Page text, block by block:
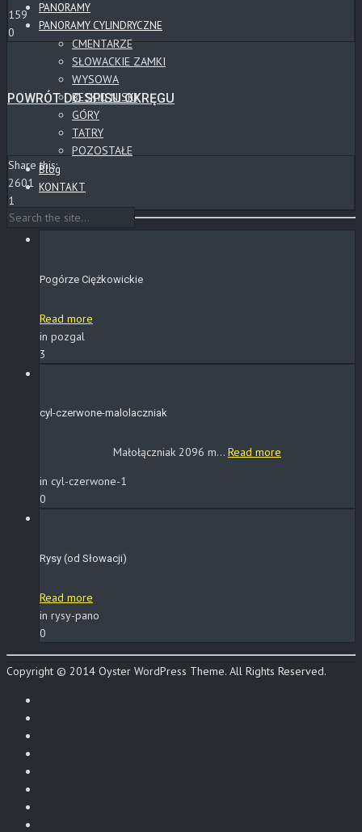
PANORAMY
PANORAMY CYLINDRYCZNE
CMENTARZE
SŁOWACKIE ZAMKI
WYSOWA
BESKID NISKI
GÓRY
TATRY
POZOSTAŁE
Blog
KONTAKT
159
0
POWRÓT DO SPISU OKRĘGU
Share this:
2601
1
Pogórze Ciężkowickie
Read more
in pozgal
3
cyl-czerwone-malolaczniak
Małołączniak 2096 m... Read more
in cyl-czerwone-1
0
Rysy (od Słowacji)
Read more
in rysy-pano
0
Copyright © 2014 Oyster WordPress Theme. All Rights Reserved.